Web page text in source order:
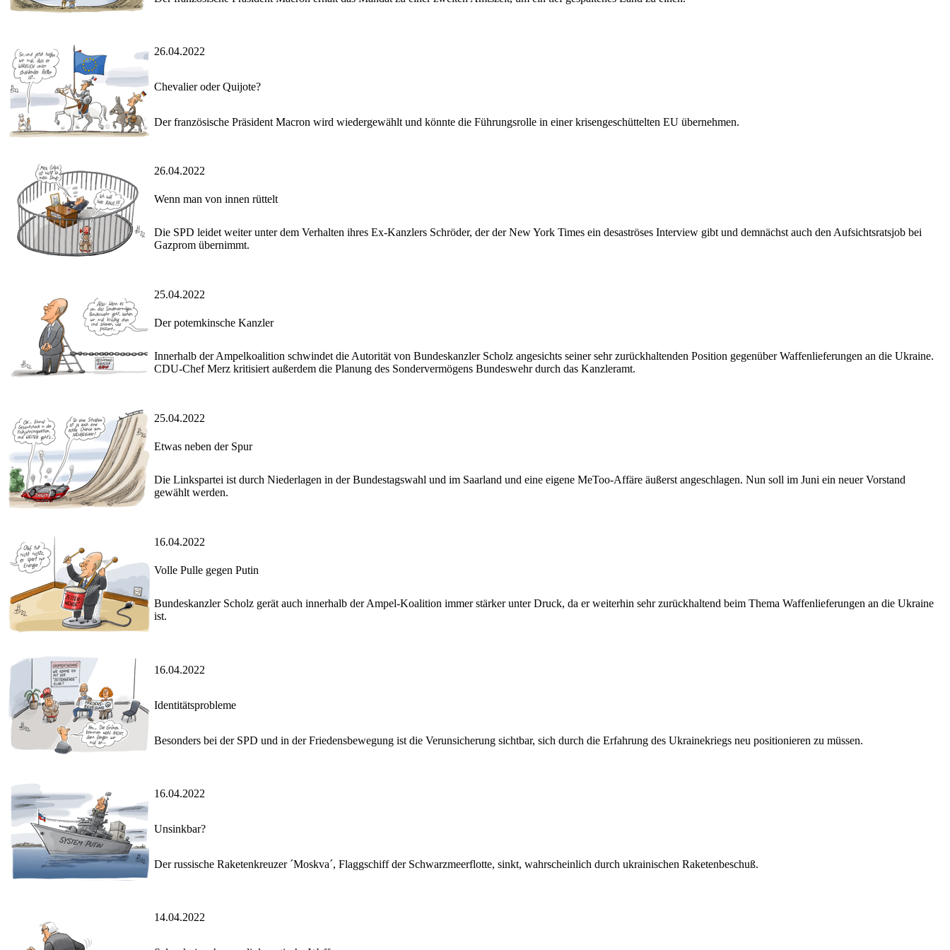
26.04.2022
Chevalier oder Quijote?
Der französische Präsident Macron wird wiedergewählt und könnte die Führungsrolle in einer krisengeschüttelten EU übernehmen.
26.04.2022
Wenn man von innen rüttelt
Die SPD leidet weiter unter dem Verhalten ihres Ex-Kanzlers Schröder, der der New York Times ein desaströses Interview gibt und demnächst auch den Aufsichtsratsjob bei
Gazprom übernimmt.
25.04.2022
Der potemkinsche Kanzler
Innerhalb der Ampelkoalition schwindet die Autorität von Bundeskanzler Scholz angesichts seiner sehr zurückhaltenden Position gegenüber Waffenlieferungen an die Ukraine.
CDU-Chef Merz kritisiert außerdem die Planung des Sondervermögens Bundeswehr durch das Kanzleramt.
25.04.2022
Etwas neben der Spur
Die Linkspartei ist durch Niederlagen in der Bundestagswahl und im Saarland und eine eigene MeToo-Affäre äußerst angeschlagen. Nun soll im Juni ein neuer Vorstand
gewählt werden.
16.04.2022
Volle Pulle gegen Putin
Bundeskanzler Scholz gerät auch innerhalb der Ampel-Koalition immer stärker unter Druck, da er weiterhin sehr zurückhaltend beim Thema Waffenlieferungen an die Ukraine
ist.
16.04.2022
Identitätsprobleme
Besonders bei der SPD und in der Friedensbewegung ist die Verunsicherung sichtbar, sich durch die Erfahrung des Ukrainekriegs neu positionieren zu müssen.
16.04.2022
Unsinkbar?
Der russische Raketenkreuzer ´Moskva´, Flaggschiff der Schwarzmeerflotte, sinkt, wahrscheinlich durch ukrainischen Raketenbeschuß.
14.04.2022